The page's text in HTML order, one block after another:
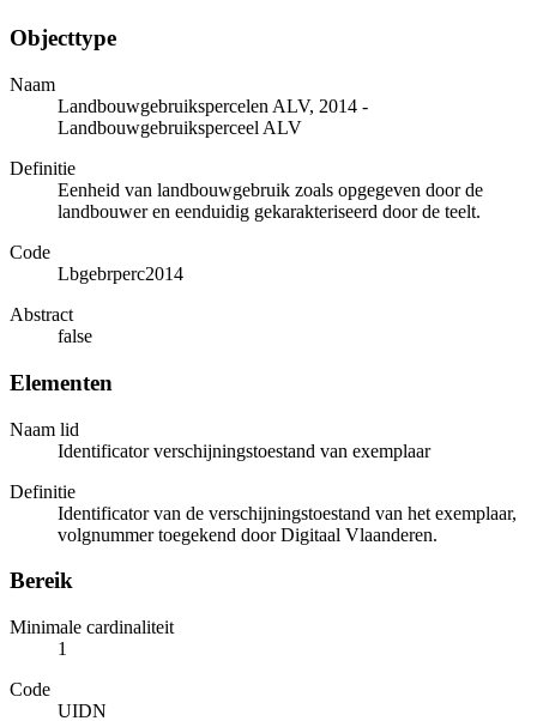
Objecttype
Naam
Landbouwgebruikspercelen ALV, 2014 -
Landbouwgebruiksperceel ALV
Definitie
Eenheid van landbouwgebruik zoals opgegeven door de
landbouwer en eenduidig gekarakteriseerd door de teelt.
Code
Lbgebrperc2014
Abstract
false
Elementen
Naam lid
Identificator verschijningstoestand van exemplaar
Definitie
Identificator van de verschijningstoestand van het exemplaar,
volgnummer toegekend door Digitaal Vlaanderen.
Bereik
Minimale cardinaliteit
1
Code
UIDN